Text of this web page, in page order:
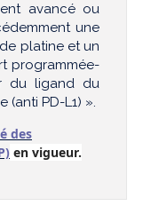
avancé ou
une
platine et un
programmée-
du ligand du
PD-L1) ».
des
en vigueur.